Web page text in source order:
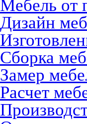
Мебель от
Дизайн
Сборка
Замер
Расчет